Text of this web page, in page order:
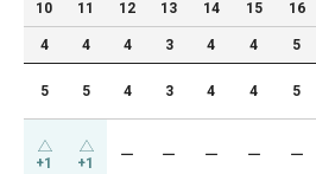
10 11 12 13 14 15 16
4 4 4 3 4 4 5
5 5 4 3 4 4 5
+1 +1 ー ー ー ー ー